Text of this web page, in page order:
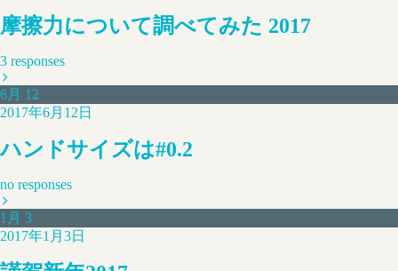
摩擦力について調べてみた 2017
3 responses
6月 12
2017年6月12日
ハンドサイズは#0.2
no responses
1月 3
2017年1月3日